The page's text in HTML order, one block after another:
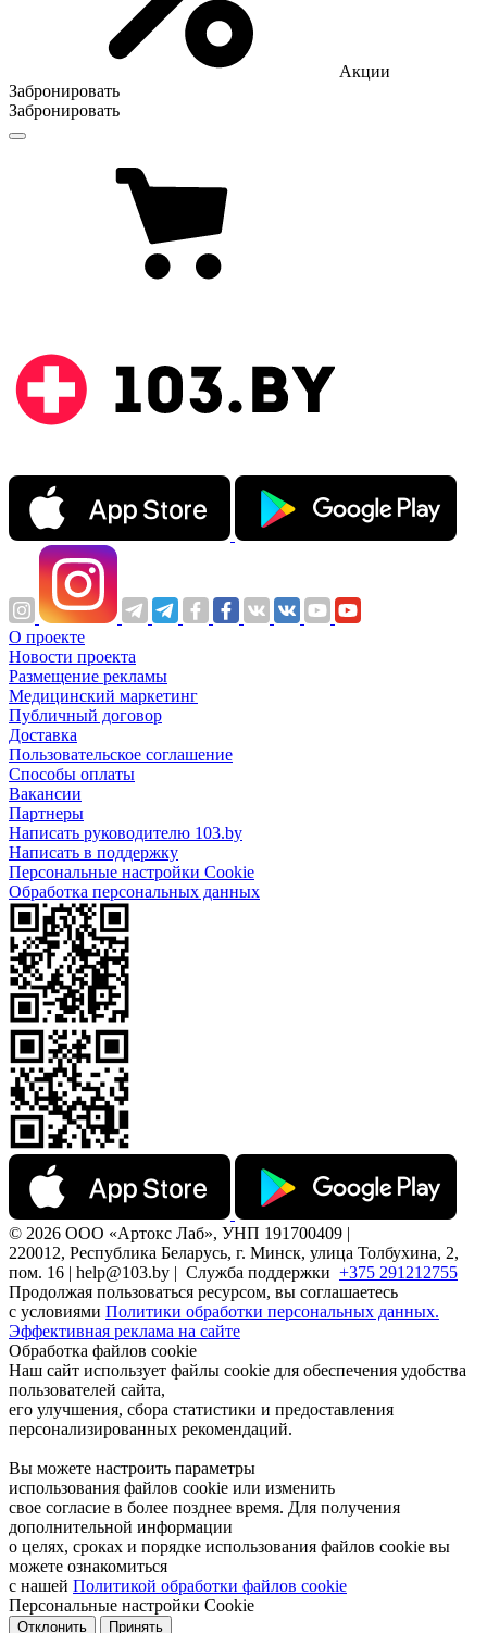
Акции
Забронировать
Забронировать
О проекте
Новости проекта
Размещение рекламы
Медицинский маркетинг
Публичный договор
Доставка
Пользовательское соглашение
Способы оплаты
Вакансии
Партнеры
Написать руководителю 103.by
Написать в поддержку
Персональные настройки Cookie
Обработка персональных данных
© 2026 ООО «Артокс Лаб», УНП 191700409 |
220012, Республика Беларусь, г. Минск, улица Толбухина, 2,
пом. 16 | help@103.by | Служба поддержки +375 291212755
Продолжая пользоваться ресурсом, вы соглашаетесь
с условиями Политики обработки персональных данных.
Эффективная реклама на сайте
Обработка файлов cookie
Наш сайт использует файлы cookie для обеспечения удобства
пользователей сайта,
его улучшения, сбора статистики и предоставления
персонализированных рекомендаций.
Вы можете настроить параметры
использования файлов cookie или изменить
свое согласие в более позднее время. Для получения
дополнительной информации
о целях, сроках и порядке использования файлов cookie вы
можете ознакомиться
с нашей Политикой обработки файлов cookie
Персональные настройки Cookie
Отклонить Принять